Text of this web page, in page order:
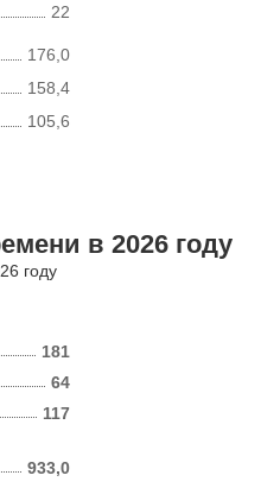
22
176,0
158,4
105,6
в 2026 году
году
181
117
64
933,0